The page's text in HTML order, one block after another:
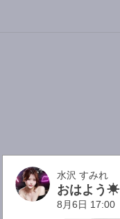
水沢 すみれ
おはよう☀
8月6日 17:00